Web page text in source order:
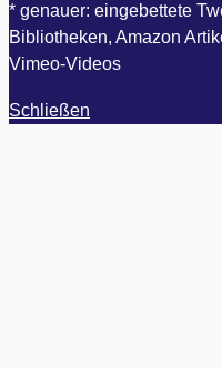
* genauer: eingebettete
Bibliotheken, Amazon
Vimeo-Videos
Schließen